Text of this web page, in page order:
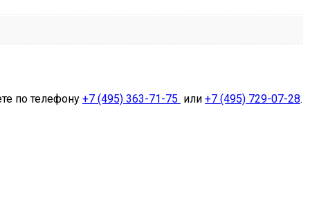
по телефону +7 (495) 363-71-75 или +7 (495) 729-07-28.